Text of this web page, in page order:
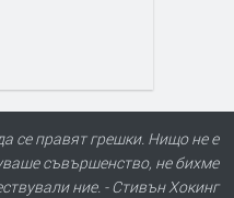
се правят грешки. Нищо не е
съвършенство, не бихме
ние. - Стивън Хокинг